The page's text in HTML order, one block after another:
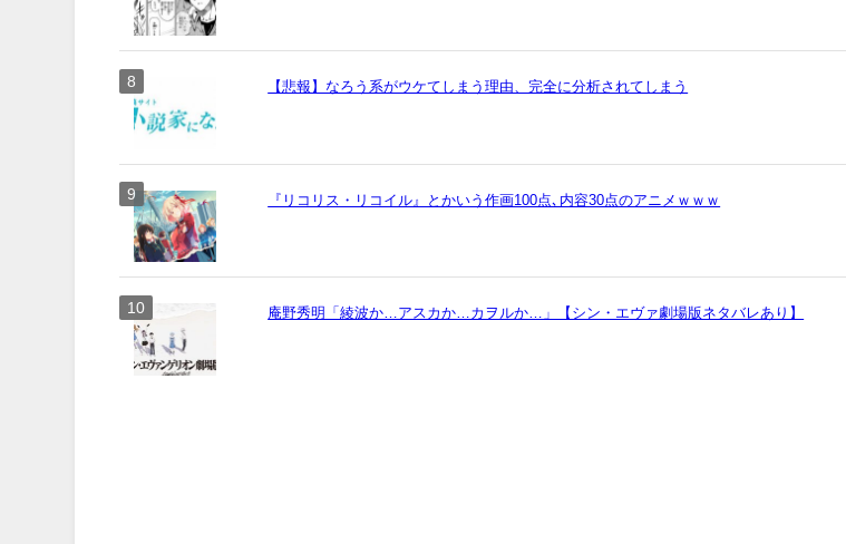
【悲報】なろう系がウケてしまう理由、完全に分析されてしまう
『リコリス・リコイル』とかいう作画100点､内容30点のアニメｗｗｗ
庵野秀明「綾波か…アスカか…カヲルか…」【シン・エヴァ劇場版ネタバレあり】